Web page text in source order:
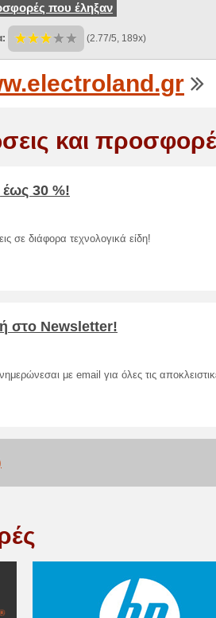
που έληξαν
(2.77/5, 189x)
και
30 %!
σε διάφορα τεχνολογικά είδη!
στο Newsletter!
με email για όλες τις